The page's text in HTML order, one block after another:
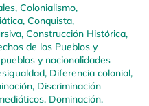
, Colonialismo,
, Conquista,
, Construcción Histórica,
de los Pueblos y
y nacionalidades
, Diferencia colonial,
, Discriminación
, Dominación,